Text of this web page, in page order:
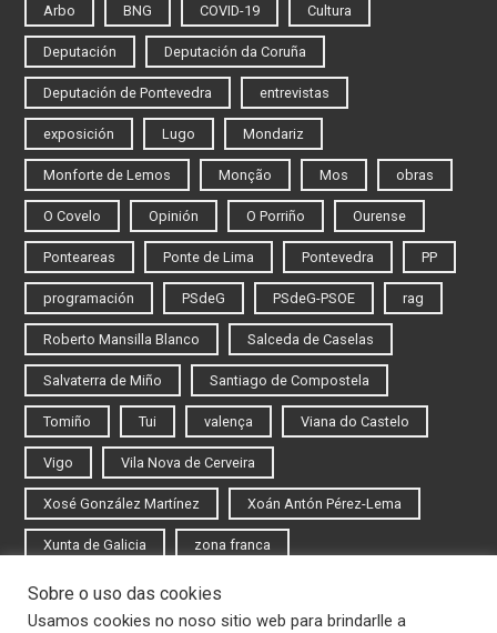
Arbo BNG COVID-19 Cultura
Deputación Deputación da Coruña
Deputación de Pontevedra entrevistas
exposición Lugo Mondariz
Monforte de Lemos Monção Mos obras
O Covelo Opinión O Porriño Ourense
Ponteareas Ponte de Lima Pontevedra PP
programación PSdeG PSdeG-PSOE rag
Roberto Mansilla Blanco Salceda de Caselas
Salvaterra de Miño Santiago de Compostela
Tomiño Tui valença Viana do Castelo
Vigo Vila Nova de Cerveira
Xosé González Martínez Xoán Antón Pérez-Lema
Xunta de Galicia zona franca
Iniciar sesión
Sobre o uso das cookies
Usamos cookies no noso sitio web para brindarlle a